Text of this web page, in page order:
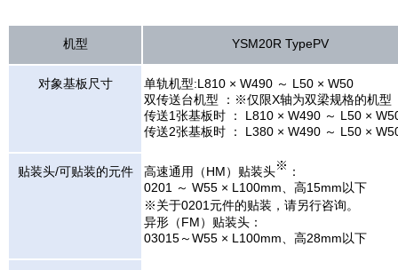
机型 YSM20R TypePV
对象基板尺寸
单轨机型:L810 × W490 ～ L50 × W50
双传送台机型 ：※仅限X轴为双梁规格的机型
传送1张基板时 ： L810 × W490 ～ L50 ×
传送2张基板时 ： L380 × W490 ～ L50 ×
贴装头/可贴装的元件 高速通用（HM）贴装头※ ：
0201 ～ W55 × L100mm、高15mm以下
※关于0201元件的贴装，请另行咨询。
异形（FM）贴装头：
03015～W55 × L100mm、高28mm以下